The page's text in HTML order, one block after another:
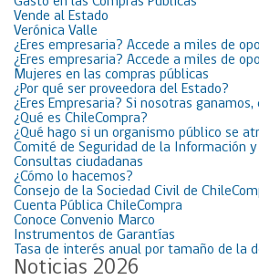
Vende al Estado
Verónica Valle
¿Eres empresaria? Accede a miles de
¿Eres empresaria? Accede a miles de
Mujeres en las compras públicas
¿Por qué ser proveedora del Estado?
¿Eres Empresaria? Si nosotras ganamos,
¿Qué es ChileCompra?
¿Qué hago si un organismo público se
Comité de Seguridad de la Información y
Consultas ciudadanas
¿Cómo lo hacemos?
Consejo de la Sociedad Civil de
Cuenta Pública ChileCompra
Conoce Convenio Marco
Instrumentos de Garantías
Tasa de interés anual por tamaño de la
Noticias 2026